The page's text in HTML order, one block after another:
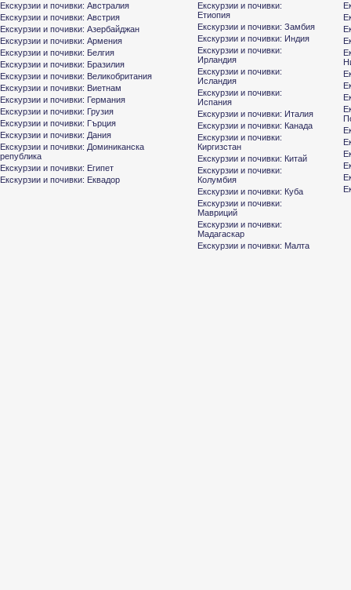
Екскурзии и почивки: Австралия
Екскурзии и почивки: Австрия
Екскурзии и почивки: Азербайджан
Екскурзии и почивки: Армения
Екскурзии и почивки: Белгия
Екскурзии и почивки: Бразилия
Екскурзии и почивки: Великобритания
Екскурзии и почивки: Виетнам
Екскурзии и почивки: Германия
Екскурзии и почивки: Грузия
Екскурзии и почивки: Гърция
Екскурзии и почивки: Дания
Екскурзии и почивки: Доминиканска
република
Екскурзии и почивки: Египет
Екскурзии и почивки: Еквадор
Екскурзии и почивки:
Етиопия
Екскурзии и почивки: Замбия
Екскурзии и почивки: Индия
Екскурзии и почивки:
Ирландия
Екскурзии и почивки:
Исландия
Екскурзии и почивки:
Испания
Екскурзии и почивки: Италия
Екскурзии и почивки: Канада
Екскурзии и почивки:
Киргизстан
Екскурзии и почивки: Китай
Екскурзии и почивки:
Колумбия
Екскурзии и почивки: Куба
Екскурзии и почивки:
Мавриций
Екскурзии и почивки:
Мадагаскар
Екскурзии и почивки: Малта